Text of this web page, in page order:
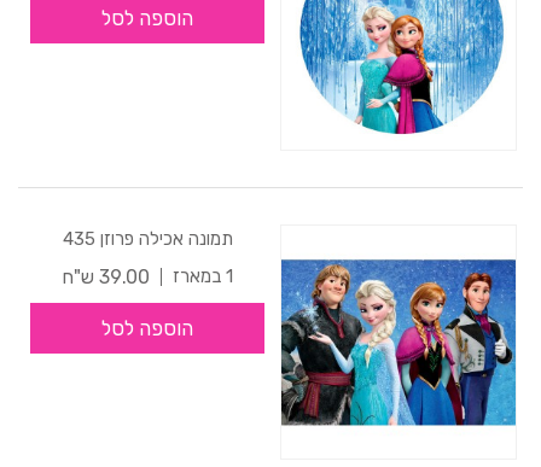
הוספה לסל
תמונה אכילה פרוזן 435
1 במארז
39.00 ש"ח
הוספה לסל